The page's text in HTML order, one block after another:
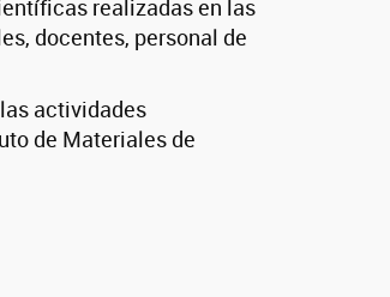
realizadas en las
docentes, personal de
actividades
de Materiales de